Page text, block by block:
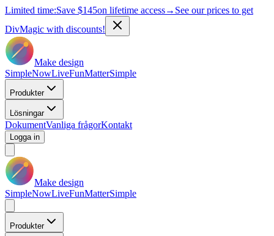
Limited time:Save $145on lifetime access→ See our prices to get
DivMagic with discounts!
Make design
SimpleNowLiveFunMatterSimple
Produkter
Lösningar
DokumentVanliga frågorKontakt
Logga in
Make design
SimpleNowLiveFunMatterSimple
Produkter